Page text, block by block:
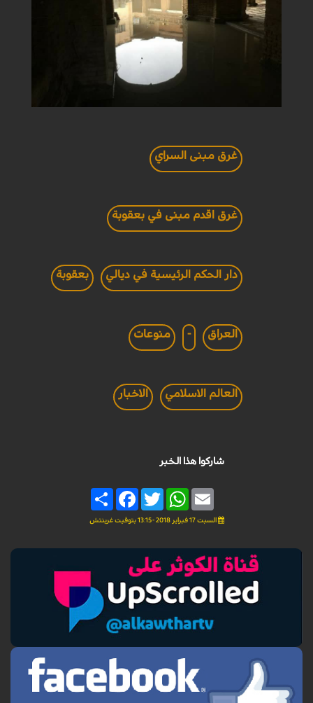
غرق مبنى السراي
غرق اقدم مبنى في بعقوبة
دار الحكم الرئيسية في ديالي بعقوبة
العراق - منوعات
العالم الاسلامي الاخبار
شاركوا هذا الخبر
Share
FacebookTwitter
WhatsAppEmail
السبت 17 فبراير 2018 - 13:15 بتوقيت غرينتش